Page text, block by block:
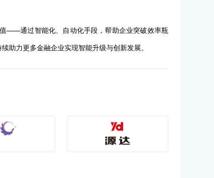
——通过智能化、自动化手段，帮助企业突破效率瓶
助力更多金融企业实现智能升级与创新发展。